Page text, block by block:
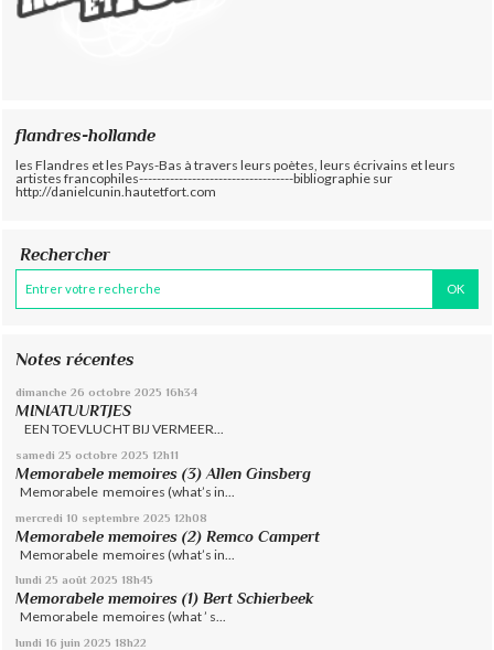
flandres-hollande
les Flandres et les Pays-Bas à travers leurs poètes, leurs écrivains et leurs
artistes francophiles-----------------------------------bibliographie sur
http://danielcunin.hautetfort.com
Rechercher
Notes récentes
dimanche 26 octobre 2025 16h34
MINIATUURTJES
EEN TOEVLUCHT BIJ VERMEER...
samedi 25 octobre 2025 12h11
Memorabele memoires (3) Allen Ginsberg
Memorabele memoires (what’s in...
mercredi 10 septembre 2025 12h08
Memorabele memoires (2) Remco Campert
Memorabele memoires (what’s in...
lundi 25 août 2025 18h45
Memorabele memoires (1) Bert Schierbeek
Memorabele memoires (what ’ s...
lundi 16 juin 2025 18h22